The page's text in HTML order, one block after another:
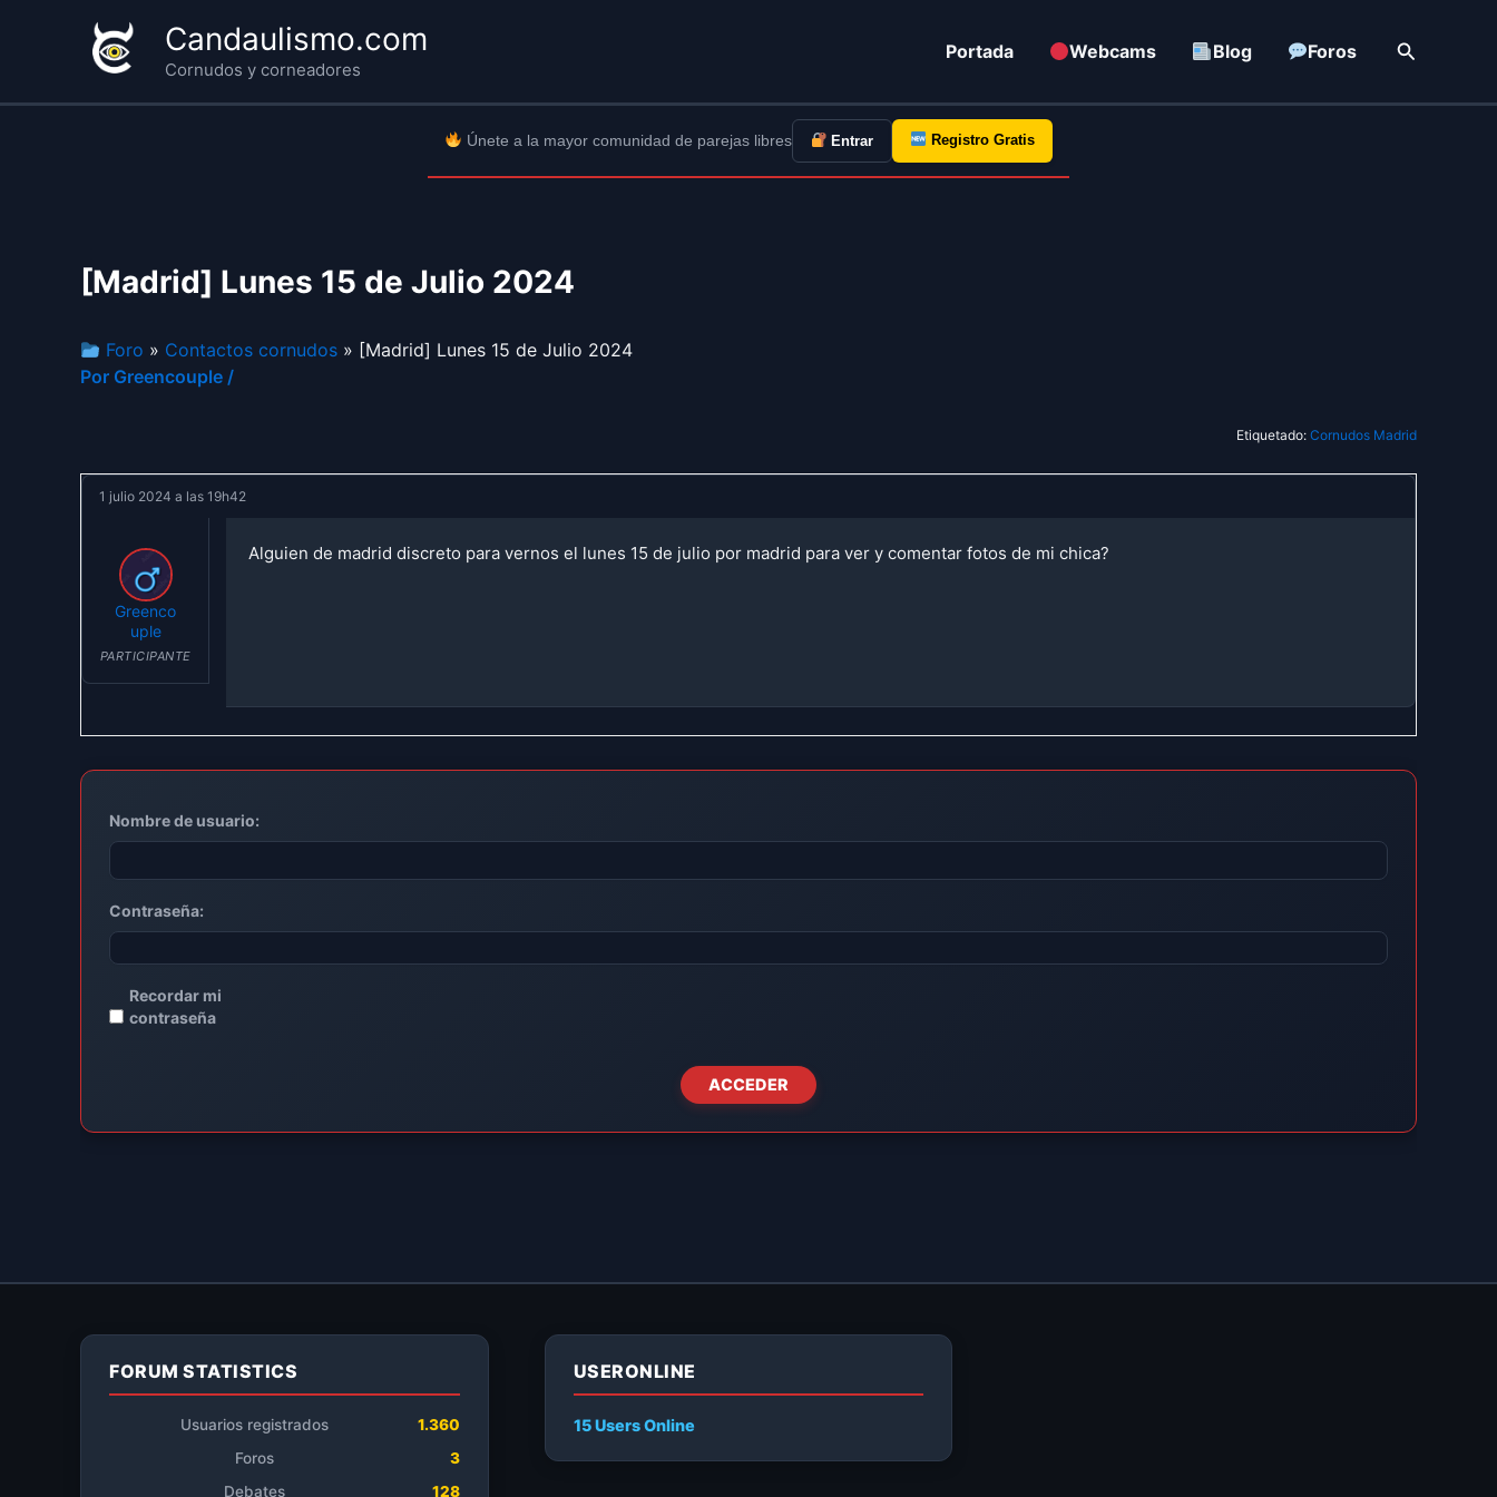
Candaulismo.com
Cornudos y corneadores
Portada Webcams Blog Foros Buscar
Únete a la mayor comunidad de parejas libres Entrar Registro Gratis
[Madrid] Lunes 15 de Julio 2024
Foro » Contactos cornudos » [Madrid] Lunes 15 de Julio 2024
Por Greencouple /
Etiquetado: Cornudos Madrid
1 julio 2024 a las 19h42
Greenco
uple
PARTICIPANTE
Alguien de madrid discreto para vernos el lunes 15 de julio por madrid para ver y comentar fotos de mi chica?
Nombre de usuario:
Contraseña:
Recordar mi
contraseña
ACCEDER
FORUM STATISTICS
Usuarios registrados
1.360
Foros
3
Debates
128
USERONLINE
15 UsersOnline